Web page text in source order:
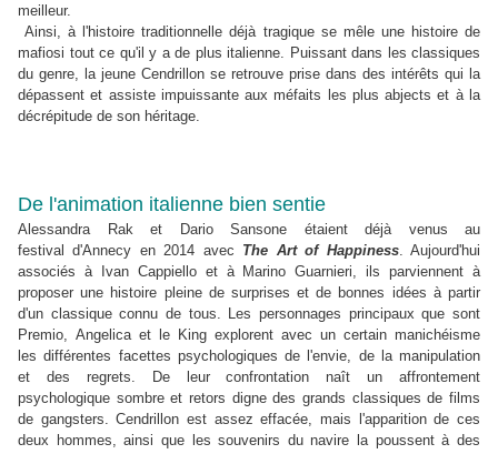
meilleur.
Ainsi, à l'histoire traditionnelle déjà tragique se mêle une histoirede
mafiosi tout ce qu'il y a de plus italienne. Puissant dans les classiques
du genre, la jeune Cendrillon se retrouve prise dans des intérêts qui la
dépassent et assiste impuissante aux méfaits les plusabjects et à la
décrépitude de son héritage.
De l'animation italienne bien sentie
Alessandra Rak et Dario Sansone étaient déjà venus au
festival d'Annecy en 2014 avec The Art of Happiness. Aujourd'hui
associés à Ivan Cappiello et à Marino Guarnieri, ils parviennent à
proposer une histoire pleine de surprises et de bonnes idées à partir
d'un classique connu de tous. Les personnages principaux que sont
Premio, Angelica et le King explorent avec un certain manichéisme
les différentes facettes psychologiques de l'envie, de la manipulation
et des regrets. De leur confrontation naît un affrontement
psychologique sombre et retors digne des grands classiques de films
de gangsters. Cendrillon est assez effacée, mais l'apparition de ces
deux hommes, ainsi que les souvenirs du navire la poussent à des